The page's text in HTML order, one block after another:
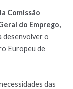
Comissão
do Emprego,
desenvolver o
Europeu de
das